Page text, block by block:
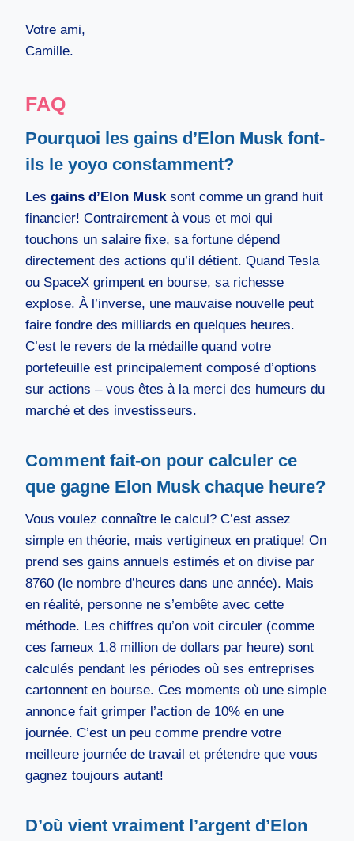
Votre ami,
Camille.
FAQ
Pourquoi les gains d’Elon Musk font-
ils le yoyo constamment?
Les gains d’Elon Musksont comme un grand huit
financier! Contrairement à vous et moi qui
touchons un salaire fixe, sa fortune dépend
directement des actions qu’il détient. Quand Tesla
ou SpaceX grimpent en bourse, sa richesse
explose. À l’inverse, une mauvaise nouvelle peut
faire fondre des milliards en quelques heures.
C’est le revers de la médaille quand votre
portefeuille est principalement composé d’options
sur actions – vous êtes à la merci des humeurs du
marché et des investisseurs.
Comment fait-on pour calculer ce
que gagne Elon Musk chaque heure?
Vous voulez connaître le calcul? C’est assez
simple en théorie, mais vertigineux en pratique! On
prend ses gains annuels estimés et on divise par
8760 (le nombre d’heures dans une année). Mais
en réalité, personne ne s’embête avec cette
méthode. Les chiffres qu’on voit circuler (comme
ces fameux 1,8 million de dollars par heure) sont
calculés pendant les périodes où ses entreprises
cartonnent en bourse. Ces moments où une simple
annonce fait grimper l’action de 10% en une
journée. C’est un peu comme prendre votre
meilleure journée de travail et prétendre que vous
gagnez toujours autant!
D’où vient vraiment l’argent d’Elon